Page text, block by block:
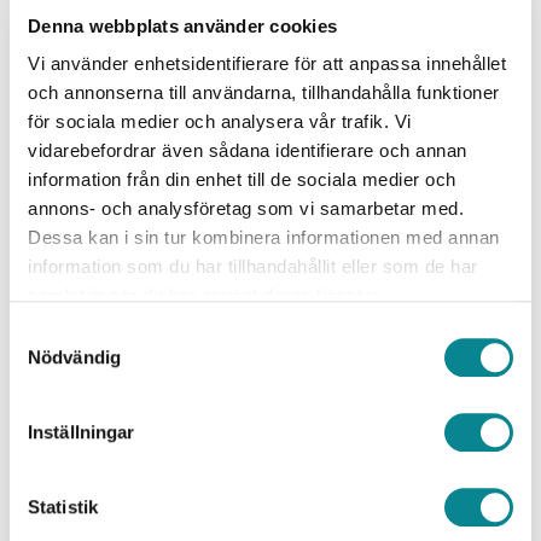
Denna webbplats använder cookies
Vi använder enhetsidentifierare för att anpassa innehållet
och annonserna till användarna, tillhandahålla funktioner
för sociala medier och analysera vår trafik. Vi
vidarebefordrar även sådana identifierare och annan
information från din enhet till de sociala medier och
annons- och analysföretag som vi samarbetar med.
Dessa kan i sin tur kombinera informationen med annan
information som du har tillhandahållit eller som de har
Nödvändig
Inställningar
Statistik
vi har haft länge.
Mariehamns stad, en stolt mottagare av
Östersjöprojektets finansiering, vilket ger
uppmärksamhet och synlighet för ett aktivt
miljöarbete och förankrar ett globalt ansvar för
Östersjön.
som i år fick finansiering ur Östersjöprojektet?
Skicka en hälsning till ditt favoritprojekt!
SansOx Ab:s projekt som visar hur ozonbehandling
avloppsvattnet:
agens avloppsreningsverk är inte